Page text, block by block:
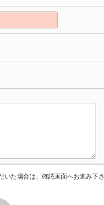
いた場合は、確認画面へお進み下さ